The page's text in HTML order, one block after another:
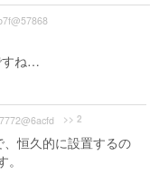
すね…
>> 2
恒久的に設置するの